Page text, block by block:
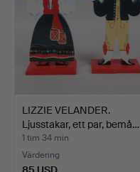
LIZZIE VELANDER.
Ljusstakar, ett par, bemå…
1 tim 34 min
Värdering